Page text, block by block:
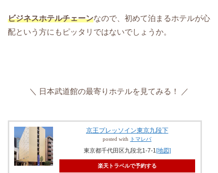
ビジネスホテルチェーンなので、初めて泊まるホテルが心
配という方にもピッタリではないでしょうか。
＼ 日本武道館の最寄りホテルを見てみる！ ／
京王プレッソイン東京九段下
posted with トマレバ
東京都千代田区九段北1-7-1 [地図]
楽天トラベルで予約する